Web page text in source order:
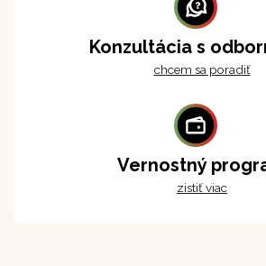
Konzultácia s
chcem sa poradiť
Vernostný
zistiť viac